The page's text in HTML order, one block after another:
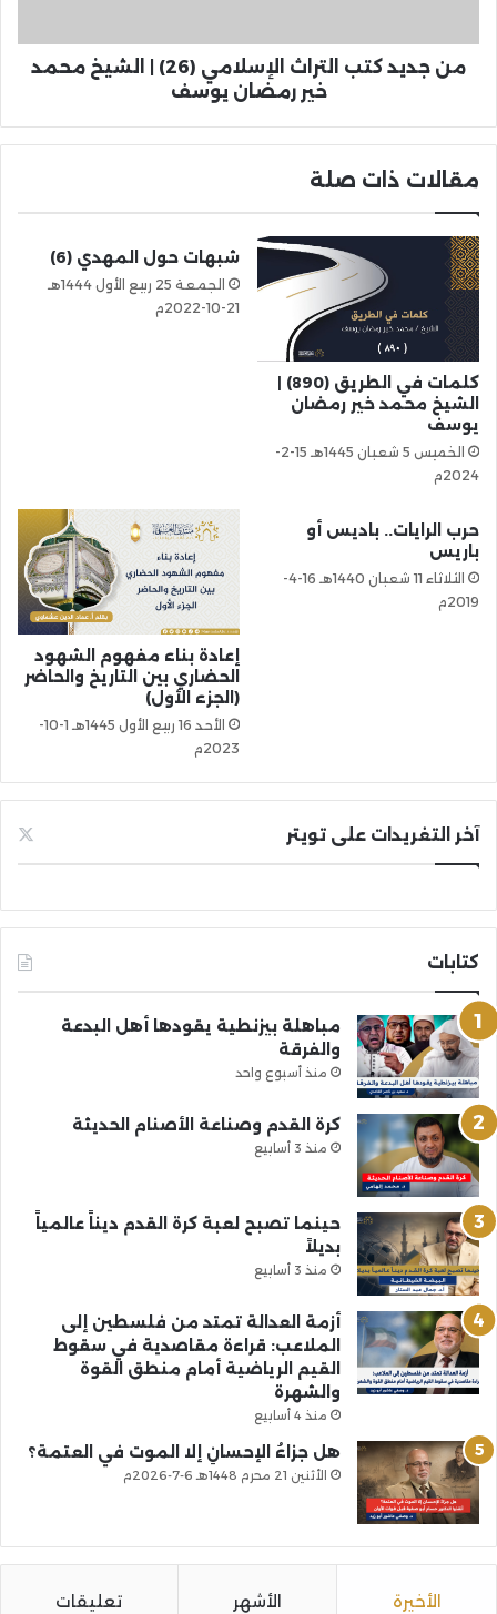
من جديد كتب التراث الإسلامي (26) | الشيخ محمد
خير رمضان يوسف
مقالات ذات صلة
كلمات في الطريق (890) |
الشيخ محمد خير رمضان
يوسف
الخميس 5 شعبان 1445هـ 15-2-
2024م
شبهات حول المهدي (6)
الجمعة 25 ربيع الأول 1444هـ
21-10-2022م
حرب الرايات.. باديس أو
باريس
الثلاثاء 11 شعبان 1440هـ 16-4-
2019م
إعادة بناء مفهوم الشهود
الحضاري بين التاريخ والحاضر
(الجزء الأول)
الأحد 16 ربيع الأول 1445هـ 1-10-
2023م
آخر التغريدات على تويتر
كتابات
مباهلة بيزنطية يقودها أهل البدعة
والفرقة
منذ أسبوع واحد
كرة القدم وصناعة الأصنام الحديثة
منذ 3 أسابيع
حينما تصبح لعبة كرة القدم ديناً عالمياً
بديلاً
منذ 3 أسابيع
أزمة العدالة تمتد من فلسطين إلى
الملاعب: قراءة مقاصدية في سقوط
القيم الرياضية أمام منطق القوة
والشهرة
منذ 4 أسابيع
هل جزاءُ الإحسانِ إلا الموت في العتمة؟
الأثنين 21 محرم 1448هـ 6-7-2026م
الأخيرة الأشهر تعليقات